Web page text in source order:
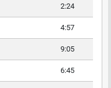
2:24
4:57
9:05
6:45